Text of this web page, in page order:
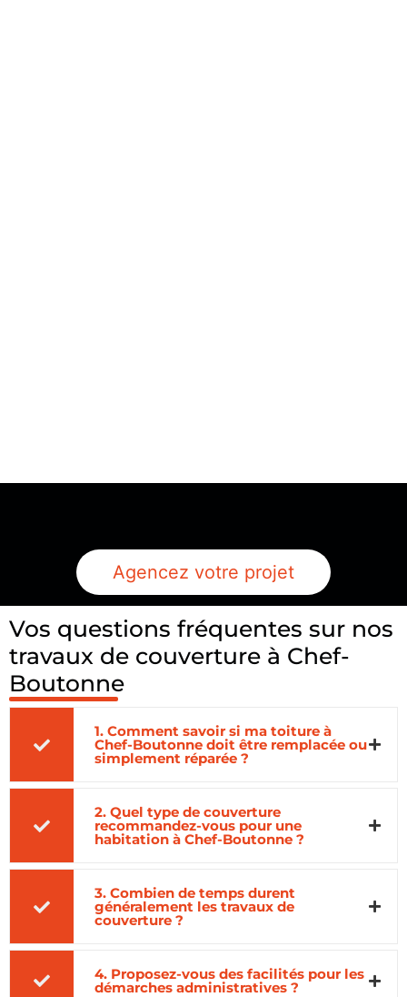
Agencez votre projet
Vos questions fréquentes sur nos
travaux de couverture à Chef-
Boutonne
1. Comment savoir si ma toiture à
Chef-Boutonne doit être remplacée ou
simplement réparée ?
2. Quel type de couverture
recommandez-vous pour une
habitation à Chef-Boutonne ?
3. Combien de temps durent
généralement les travaux de
couverture ?
4. Proposez-vous des facilités pour les
démarches administratives ?